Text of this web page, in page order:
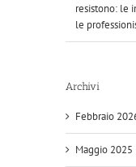
resistono: le
le
Archivi
Febbraio
Maggio 2025